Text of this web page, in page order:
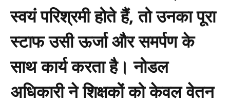
स्वयं परिश्रमी होते हैं, तो उनका पूरा
स्टाफ उसी ऊर्जा और समर्पण के
साथ कार्य करता है। नोडल
अधिकारी ने शिक्षकों को केवल वेतन